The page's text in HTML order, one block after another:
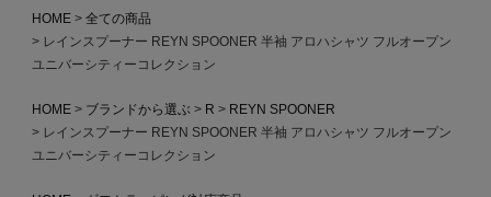
HOME
全ての商品
レインスプーナー REYN SPOONER 半袖 アロハシャツ フルオープン
ユニバーシティーコレクション
HOME ブランドから選ぶ R
REYN SPOONER
レインスプーナー REYN SPOONER 半袖 アロハシャツ フルオープン
ユニバーシティーコレクション